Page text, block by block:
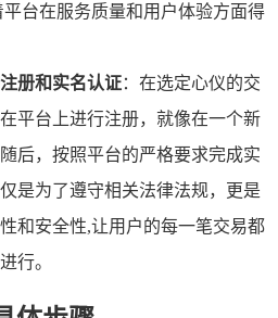
台在服务质量和用户体验方面得
册和实名认证：在选定心仪的交
平台上进行注册，就像在一个新
后，按照平台的严格要求完成实
是为了遵守相关法律法规，更是
和安全性,让用户的每一笔交易都
行。